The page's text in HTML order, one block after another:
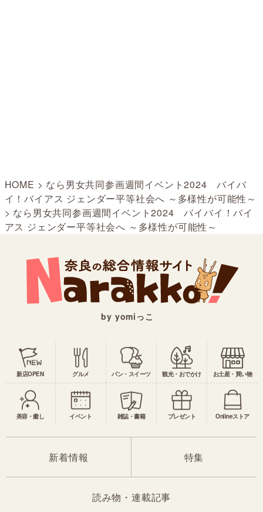
HOME > なら男女共同参画週間イベント2024 バイバ
イ！バイアス ジェンダー平等社会へ ～多様性が可能性～
> なら男女共同参画週間イベント2024 バイバイ！バイ
アス ジェンダー平等社会へ ～多様性が可能性～
by yomiっこ
新店OPEN グルメ パン・スイーツ 観光・おでかけ お土産・買い物
美容・癒し イベント 雑誌・書籍 プレゼント Onlineストア
新着情報 特集
読み物・連載記事